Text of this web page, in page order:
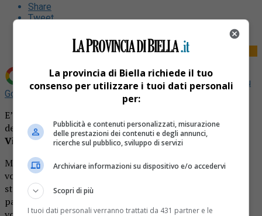
Share
Tweet
Aggiungi La Provincia di Biella come Fonte preferita su
Google
E’ stato celebrato lunedì scorso, nella chiesa parrocchiale
del Gesù a Sagliano Micca, il funerale diRenzo Ramasco
Vittor, l’uomo scomparso all’età di 76 anni.
Molti erano i presenti che, con tanta commozione hanno
voluto tributargli un ultimo affettuoso saluto. A
stemperare la commozione sono state le parole del
parroco don Renato Bertolla, che, durante l’omelia, ha
La provincia di Biella richiede il tuo
consenso per utilizzare i tuoi dati personali
per:
Pubblicità e contenuti personalizzati, misurazione
delle prestazioni dei contenuti e degli annunci,
ricerche sul pubblico, sviluppo di servizi
Archiviare informazioni su dispositivo e/o accedervi
Scopri di più
I tuoi dati personali verranno trattati da 431 partner e le